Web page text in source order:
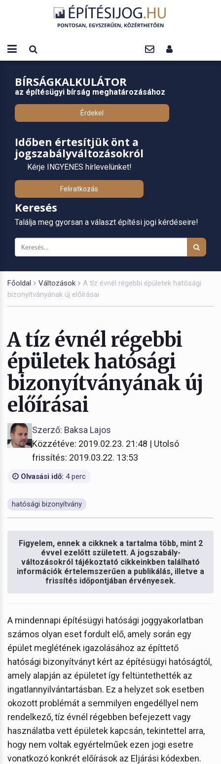
BÍRSÁGKALKULÁTOR
az építésügyi bírság meghatározásához
Érdekel
Időben értesítjük önt a
jogszabályváltozásokról
Kérje INGYENES hírlevelünket!
Feliratkozás
Keresés
Találja meg gyorsan a választ építési jogi kérdéseire!
Főoldal Változások
A tíz évnél régebbi épületek hatósági
bizonyítványának új előírásai
A tíz évnél régebbi
épületek hatósági
bizonyítványának új
előírásai
Szerző: Baksa Lajos
Közzétéve: 2019.02.23. 21:48 | Utolsó
frissítés: 2019.03.22. 13:53
Olvasási idő: 4 perc
hatósági bizonyítvány
Figyelem, ennek a cikknek a tartalma több, mint 2
évvel ezelőtt született. A jogszabály-
változásokról tájékoztató cikkeinkben található
információk értelemszerűen a publikálás, illetve a
frissítés időpontjában érvényesek.
A mindennapi építésügyi hatósági joggyakorlatban
számos olyan eset fordult elő, amely során egy
épület meglétének igazolásához az építtető
hatósági bizonyítványt kért az építésügyi hatóságtól,
amely alapján az épületet így feltüntethették az
ingatlannyilvántartásban. Ez a helyzet sok esetben
okozott problémát a semmilyen engedéllyel nem
rendelkező, tíz évnél régebben befejezett vagy
használatba vett épületek kapcsán, tekintettel arra,
hogy nem voltak egyértelműek ezen jogi esetre
vonatkozó konkrét előírások az Eljárási kódexben.